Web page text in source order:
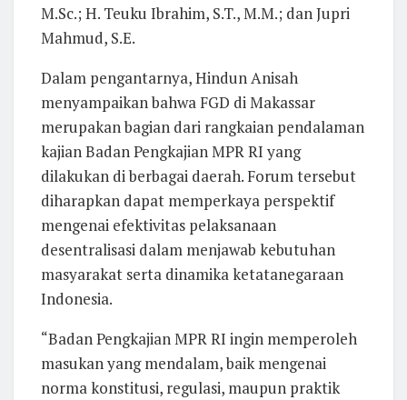
M.Sc.; H. Teuku Ibrahim, S.T., M.M.; dan Jupri
Mahmud, S.E.
Dalam pengantarnya, Hindun Anisah
menyampaikan bahwa FGD di Makassar
merupakan bagian dari rangkaian pendalaman
kajian Badan Pengkajian MPR RI yang
dilakukan di berbagai daerah. Forum tersebut
diharapkan dapat memperkaya perspektif
mengenai efektivitas pelaksanaan
desentralisasi dalam menjawab kebutuhan
masyarakat serta dinamika ketatanegaraan
Indonesia.
“Badan Pengkajian MPR RI ingin memperoleh
masukan yang mendalam, baik mengenai
norma konstitusi, regulasi, maupun praktik